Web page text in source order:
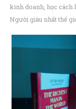
kinh doanh học cách
Người giàu nhất thế